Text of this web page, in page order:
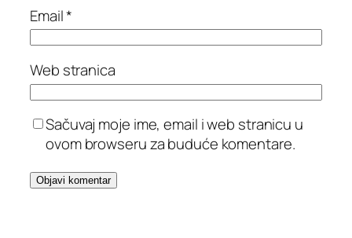
Email*
Web stranica
Sačuvaj moje ime, email i web stranicu u
ovom browseru za buduće komentare.